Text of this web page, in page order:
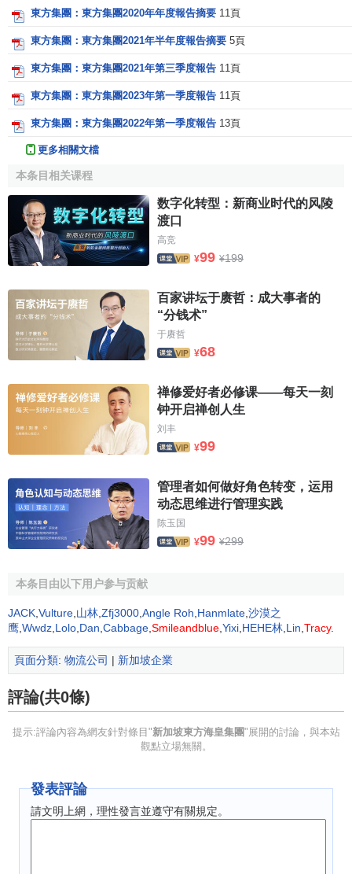
力。總統輪船2005年的集裝箱運量為195萬標準箱，與2004
集裝箱運量不斷擴大，其2005年集裝箱運輸
高5%，達到2841美元。
海皇東方的物流服務業務十分發達，併成為國際集裝箱
運輸服務的核心。海皇東方表示，今後的任務就是強化各個
輕來自各個方面，尤其是燃料油價格飛速上漲帶來的巨大壓
力。
海皇東方2006年純利潤3.4億美元，於2005年同比下跌
57%，其2006年息稅前收益為4.1億美元，比2005年同比下
跌55%；這在常人看來，經濟效益
下滑的海皇東方似乎在
2006年蒙受嚴重挫折，而海皇東方自己卻不這麼看。
與2005年相比，海皇東方2006年船用燃油費用整整上升
2.37億美元。此外，2006年平均貨運價格偏低和燃料油價格
上漲也同樣影響其他遠洋 承運人
死的駱駝比馬大，2006年海皇東方的投資回報率
洋承運人中仍為佼佼者。
海爾德透露，2006年，其下屬的美國總統輪船物流公司
在中國等亞洲5個國家與美國之間定班貿易航線上已經成功地
物流服務業績。2007年初，海皇東方已經完成與印度新鐵路
合資服務公司的各種準備工作，所有安排已經全部到位，運
輸路線從印度首都新德里到孟買鐵路走廊，
美國總統輪船公司印度鐵路貨運公司，從2007年4月1日起開
本，繼續強化貿易航運網路經營管理，提高各條集裝箱運輸
低和燃料油價格上漲所帶來的各種負面影響，獲取最大化效
持貫徹集團公司
10%，按計劃引進乾貨集裝箱和冷凍集裝箱設備，完成 公司
運輸線路的進一步延伸，物流服務品牌的多元化創新等措
施，進一步促使包括中國在內的亞洲地區始發港貨源擴大。
此外，海皇東方還將圍繞集團經營管理能力的有機增長，抓
東方集團：東方集團2020年年度報告摘要 11頁
東方集團：東方集團2021年半年度報告摘要 5頁
東方集團：東方集團2021年第三季度報告 11頁
東方集團：東方集團2023年第一季度報告 11頁
東方集團：東方集團2022年第一季度報告 13頁
更多相關文檔
本条目相关课程
数字化转型：新商业时代的风陵
渡口
高竞
¥99 ¥199
百家讲坛于赓哲：成大事者的
“分钱术”
于赓哲
¥68
禅修爱好者必修课——每天一刻
钟开启禅创人生
刘丰
¥99
管理者如何做好角色转变，运用
动态思维进行管理实践
陈玉国
¥99 ¥299
本条目由以下用户参与贡献
JACK Vulture 山林 Zfj3000 Angle Roh Hanmlate 沙漠之
鹰 Wwdz Lolo Dan Cabbage Smileandblue Yixi HEHE林 Lin Tracy.
頁面分類: 物流公司 | 新加坡企業
評論(共0條)
提示:評論內容為網友針對條目"新加坡東方海皇集團"展開的討論，與本站
觀點立場無關。
發表評論
請文明上網，理性發言並遵守有關規定。